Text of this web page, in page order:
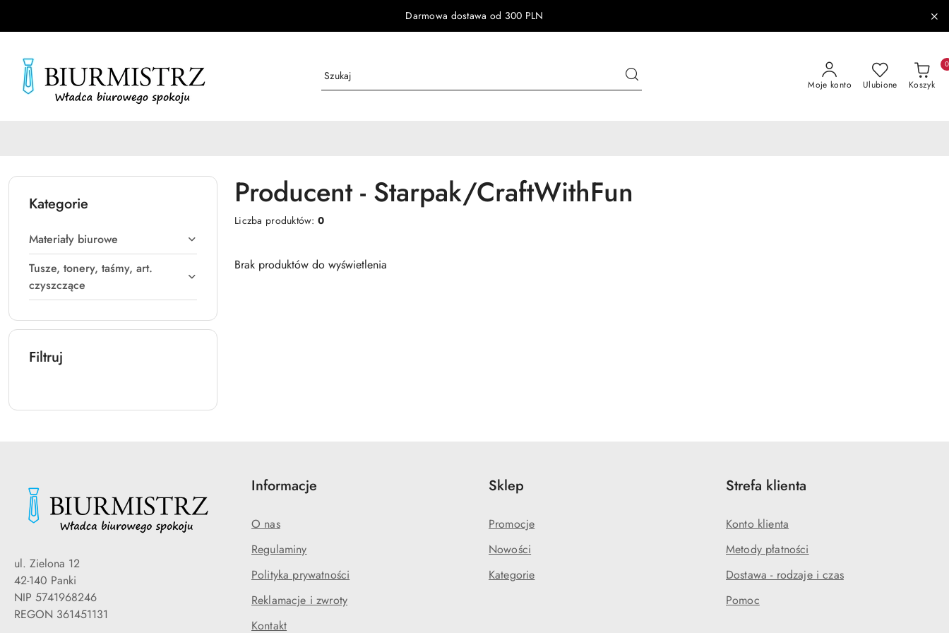
Darmowa dostawa od 300 PLN
Moje konto Ulubione Koszyk
0
Kategorie
Materiały biurowe
Tusze, tonery, taśmy, art.
czyszczące
Filtruj
Producent - Starpak/CraftWithFun
Liczba produktów:0
Brak produktów do wyświetlenia
ul. Zielona 12
42-140 Panki
NIP 5741968246
REGON 361451131
Informacje
O nas
Regulaminy
Polityka prywatności
Reklamacje i zwroty
Kontakt
Sklep
Promocje
Nowości
Kategorie
Strefa klienta
Konto klienta
Metody płatności
Dostawa - rodzaje i czas
Pomoc